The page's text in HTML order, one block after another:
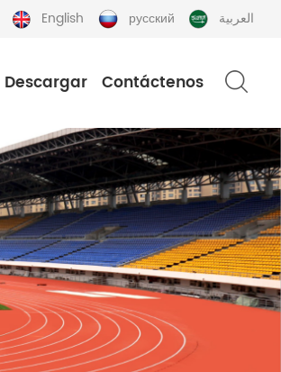
English русский العربية
Descargar Contáctenos